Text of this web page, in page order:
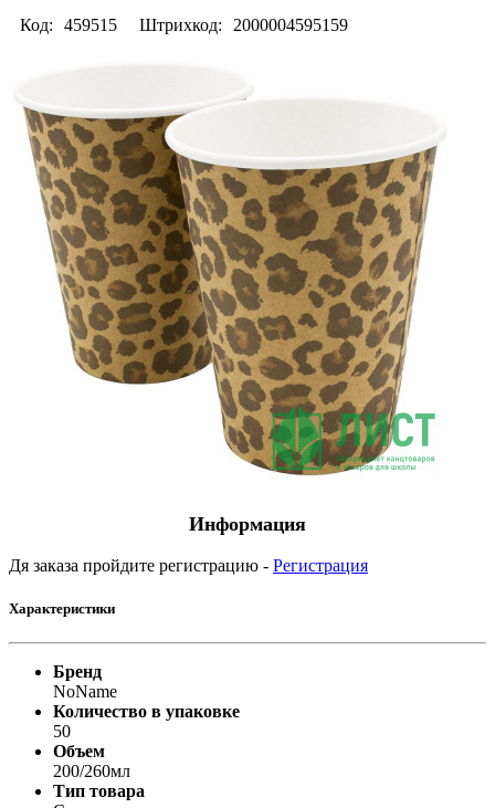
Код: 459515 Штрихкод: 2000004595159
Информация
Дя заказа пройдите регистрацию - Регистрация
Характеристики
Бренд
NoName
Количество в упаковке
50
Объем
200/260мл
Тип товара